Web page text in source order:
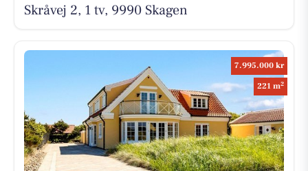
Skråvej 2, 1 tv, 9990 Skagen
7.995.000 kr
221 m2